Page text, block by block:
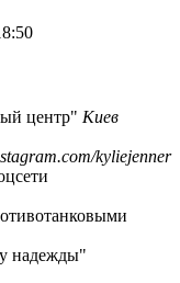
центр" Киев
kyliejenner
надежды"